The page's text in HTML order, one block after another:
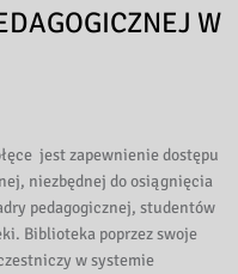
W
jest zapewnienie dostępu
niezbędnej do osiągnięcia
pedagogicznej, studentów
Biblioteka poprzez swoje
w systemie